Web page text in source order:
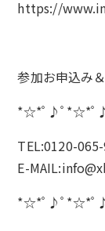
https://
参加お申込み
*☆*ﾟ♪ﾟ*☆*ﾟ
TEL:0120-
E-
*☆*ﾟ♪ﾟ*☆*ﾟ